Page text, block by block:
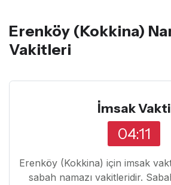
Erenköy (Kokkina)
Vakitleri
İmsak Vakti
04:11
Erenköy (Kokkina) için imsak
sabah namazı vakitleridir.